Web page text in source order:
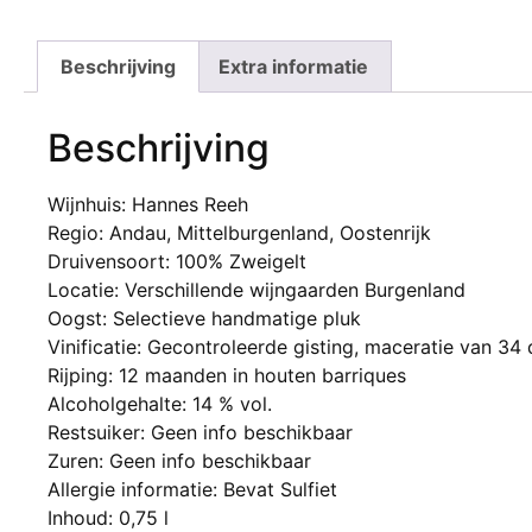
Beschrijving Extra informatie
Beschrijving
Wijnhuis: Hannes Reeh
Regio: Andau, Mittelburgenland, Oostenrijk
Druivensoort: 100% Zweigelt
Locatie: Verschillende wijngaarden Burgenland
Oogst: Selectieve handmatige pluk
Vinificatie: Gecontroleerde gisting, maceratie van 34
Rijping: 12 maanden in houten barriques
Alcoholgehalte: 14 % vol.
Restsuiker: Geen info beschikbaar
Zuren: Geen info beschikbaar
Allergie informatie: Bevat Sulfiet
Inhoud: 0,75 l